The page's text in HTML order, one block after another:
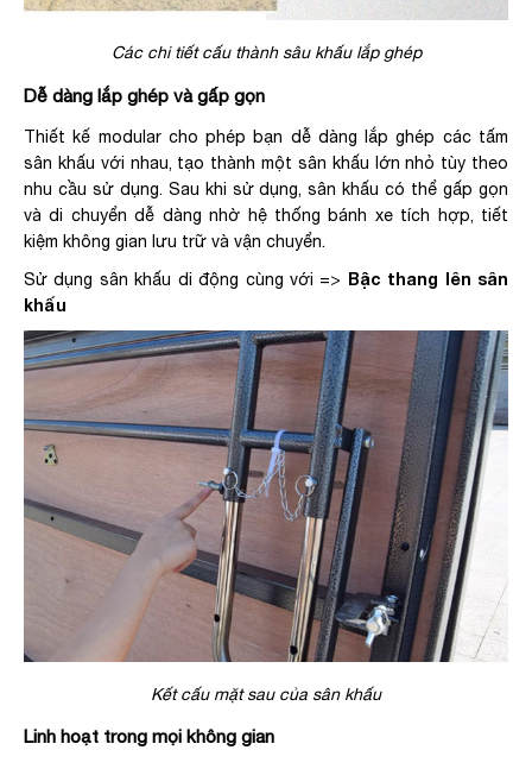
Các chi tiết cấu thành sâu khấu lắp ghép
Dễ dàng lắp ghép và gấp gọn
Thiết kế modular cho phép bạn dễ dàng lắp ghép các tấm
sân khấu với nhau, tạo thành một sân khấu lớn nhỏ tùy theo
nhu cầu sử dụng. Sau khi sử dụng, sân khấu có thể gấp gọn
và di chuyển dễ dàng nhờ hệ thống bánh xe tích hợp, tiết
kiệm không gian lưu trữ và vận chuyển.
Sử dụng sân khấu di động cùng với => Bậc thang lên sân
khấu
Kết cấu mặt sau của sân khấu
Linh hoạt trong mọi không gian